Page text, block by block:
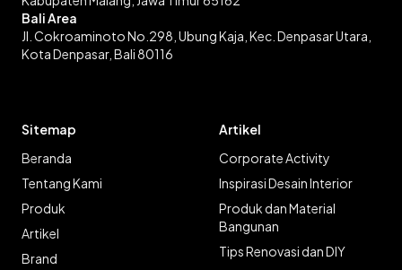
Bali Area
Jl. Cokroaminoto No.298, Ubung Kaja, Kec. Denpasar Utara,
Kota Denpasar, Bali 80116
Sitemap
Beranda
Tentang Kami
Produk
Artikel
Brand
Artikel
Corporate Activity
Inspirasi Desain Interior
Produk dan Material
Bangunan
Tips Renovasi dan DIY